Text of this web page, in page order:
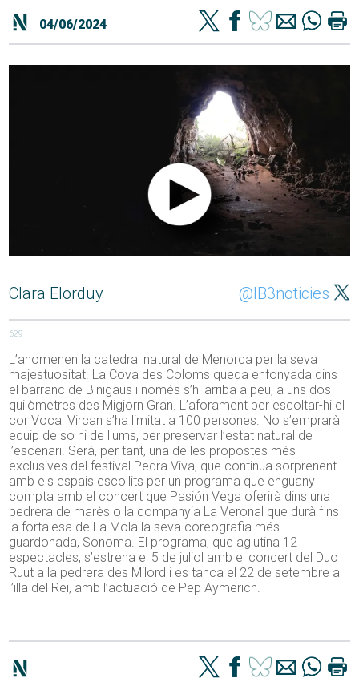
04/06/2024
Clara Elorduy @IB3noticies
629
L’anomenen la catedral natural de Menorca per la seva
majestuositat. La Cova des Coloms queda enfonyada dins
el barranc de Binigaus i només s’hi arriba a peu, a uns dos
quilòmetres des Migjorn Gran. L’aforament per escoltar-hi el
cor Vocal Vircan s’ha limitat a 100 persones. No s’emprarà
equip de so ni de llums, per preservar l’estat natural de
l’escenari. Serà, per tant, una de les propostes més
exclusives del festival Pedra Viva, que continua sorprenent
amb els espais escollits per un programa que enguany
compta amb el concert que Pasión Vega oferirà dins una
pedrera de marès o la companyia La Veronal que durà fins
la fortalesa de La Mola la seva coreografia més
guardonada, Sonoma. El programa, que aglutina 12
espectacles, s’estrena el 5 de juliol amb el concert del Duo
Ruut a la pedrera des Milord i es tanca el 22 de setembre a
l’illa del Rei, amb l’actuació de Pep Aymerich.